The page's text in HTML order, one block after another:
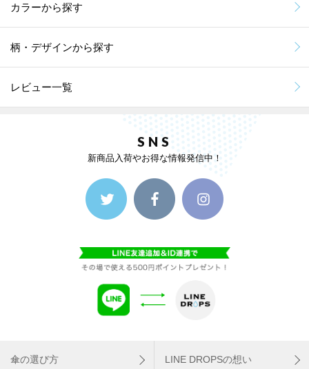
カラーから探す
柄・デザインから探す
レビュー一覧
SNS
新商品入荷やお得な情報発信中！
傘の選び方 LINE DROPSの想い